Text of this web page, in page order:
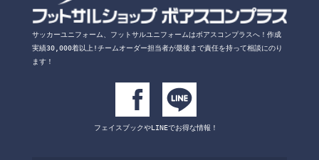
サッカーユニフォーム、フットサルユニフォームはボアスコンプラスへ！ 作成
実績30,000着以上!チームオーダー担当者が最後まで責任を持って相談にのり
ます！
フェイスブックやLINEでお得な情報！